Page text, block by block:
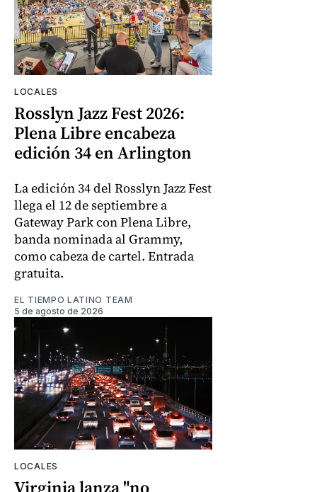
LOCALES
Rosslyn Jazz Fest 2026:
Plena Libre encabeza
edición 34 en Arlington
La edición 34 del Rosslyn Jazz Fest
llega el 12 de septiembre a
Gateway Park con Plena Libre,
banda nominada al Grammy,
como cabeza de cartel. Entrada
gratuita.
EL TIEMPO LATINO TEAM
5 de agosto de 2026
LOCALES